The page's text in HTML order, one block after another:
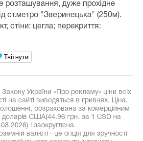
розташування, дуже прохідне
ст.метро "Зверинецька" (250м).
стіни: цегла; перекриття:
Твітнути
України «Про рекламу» ціни всіх
на сайті виводяться в гривнях. Ціна,
розрахована за комерційним
США(44.96 грн. за 1 USD на
і заокруглена.
валюті - це опція для зручності